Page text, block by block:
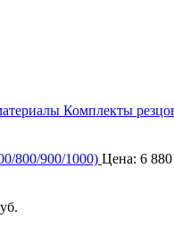
Комплекты
800/900/1000) Цена: 6